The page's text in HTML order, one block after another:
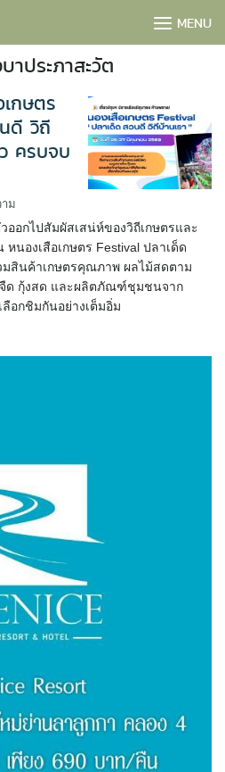
NOW
MENU
าประภาสะวัต
กษตร
ดี วิถี
ครบจบ
ม
อกไปสัมผัสเสน่ห์ของวิถีเกษตรและ
นองเสือเกษตร Festival ปลาเด็ด
มสินค้าเกษตรคุณภาพ ผลไม้สดตาม
จืด กุ้งสด และผลิตภัณฑ์ชุมชนจาก
ลือกชิมกันอย่างเต็มอิ่ม